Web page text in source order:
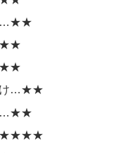
…★★
け…★★
…★★